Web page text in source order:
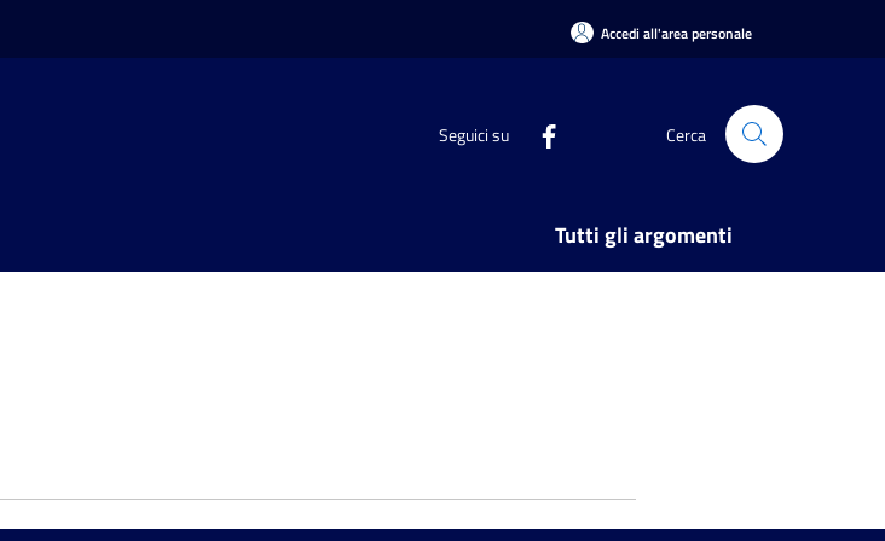
Accedi all'area personale
Seguici su Cerca
Tutti gli argomenti